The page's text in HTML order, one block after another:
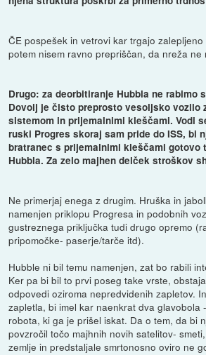
ČE pospešek in vetrovi kar trgajo
potem nisem ravno prepriščan, da nreža ne
Drugo: za deorbitiranje Hubbla ne rabimo
Dovolj je čisto preprosto vesoljsko vozilo
sistemom in prijemalnimi kleščami. Vodi
ruski Progres skoraj sam pride do ISS, bi
bratranec s prijemalnimi kleščami gotovo
Hubbla. Za zelo majhen delček stroškov
Ne primerjaj enega z drugim. Hruška in
namenjen priklopu Progresa in podobnih
gustreznega priključka tudi drugo opremo
pripomočke- paserje/tarče itd).
Hubble ni bil temu namenjen, zat bo rabili
Ker pa bi bil to prvi poseg take vrste,
odpovedi oziroma nepredvidenih zapletov.
zapletla, bi imel kar naenkrat dva glavobola
robota, ki ga je prišel iskat. Da o tem, da bi
povzročil točo majhnih novih satelitov-
zemlje in predstaljale smrtonosno oviro ne